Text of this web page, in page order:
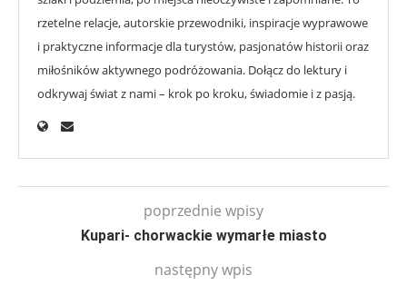
rzetelne relacje, autorskie przewodniki, inspiracje wyprawowe
i praktyczne informacje dla turystów, pasjonatów historii oraz
miłośników aktywnego podróżowania. Dołącz do lektury i
odkrywaj świat z nami – krok po kroku, świadomie i z pasją.
poprzednie wpisy
Kupari- chorwackie wymarłe miasto
następny wpis